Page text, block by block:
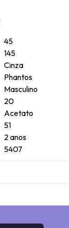
45
145
Cinza
Phantos
Masculino
20
Acetato
51
2 anos
5407